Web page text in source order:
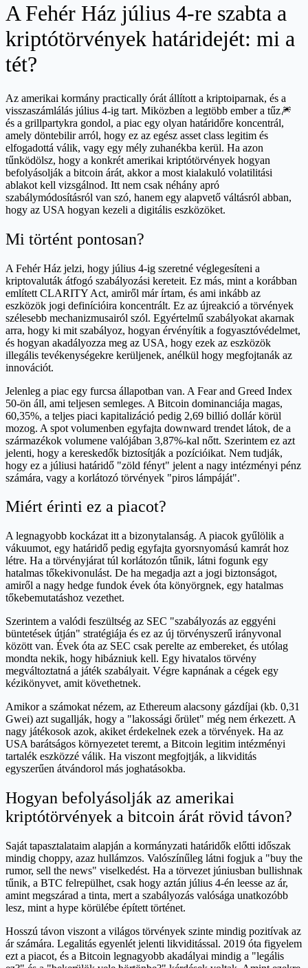
A Fehér Ház július 4-re szabta a
kriptótörvények határidejét: mi a
tét?
Az amerikai kormány practically órát állított a kriptoiparnak, és a
visszaszámlálás július 4-ig tart. Miközben a legtöbb ember a tűz🎆
és a grillpartykra gondol, a piac egy olyan határidőre koncentrál,
amely döntebilir arról, hogy ez az egész asset class legitim és
elfogadottá válik, vagy egy mély zuhanékba kerül. Ha azon
tűnködölsz, hogy a konkrét amerikai kriptótörvények hogyan
befolyásolják a bitcoin árát, akkor a most kialakuló volatilitási
ablakot kell vizsgálnod. Itt nem csak néhány apró
szabálymódosításról van szó, hanem egy alapvető váltásról abban,
hogy az USA hogyan kezeli a digitális eszközöket.
Mi történt pontosan?
A Fehér Ház jelzi, hogy július 4-ig szeretné véglegesíteni a
kriptovaluták átfogó szabályozási kereteit. Ez más, mint a korábban
említett CLARITY Act, amiről már írtam, és ami inkább az
eszközök jogi definícióira koncentrált. Ez az újreakció a törvények
szélesebb mechanizmusairól szól. Egyértelmű szabályokat akarnak
arra, hogy ki mit szabályoz, hogyan érvényítik a fogyasztóvédelmet,
és hogyan akadályozza meg az USA, hogy ezek az eszközök
illegális tevékenységekre kerüljenek, anélkül hogy megfojtanák az
innovációt.
Jelenleg a piac egy furcsa állapotban van. A Fear and Greed Index
50-ön áll, ami teljesen semleges. A Bitcoin dominanciája magas,
60,35%, a teljes piaci kapitalizáció pedig 2,69 billió dollár körül
mozog. A spot volumenben egyfajta downward trendet látok, de a
származékok volumene valójában 3,87%-kal nőtt. Szerintem ez azt
jelenti, hogy a kereskedők biztosítják a pozícióikat. Nem tudják,
hogy ez a júliusi határidő "zöld fényt" jelent a nagy intézményi pénz
számára, vagy a korlátozó törvények "piros lámpáját".
Miért érinti ez a piacot?
A legnagyobb kockázat itt a bizonytalanság. A piacok gyűlölik a
vákuumot, egy határidő pedig egyfajta gyorsnyomású kamrát hoz
létre. Ha a törvényjárat túl korlátozón tűnik, látni fogunk egy
hatalmas tőkekivonulást. De ha megadja azt a jogi biztonságot,
amiről a nagy hedge fundok évek óta könyörgnek, egy hatalmas
tőkebemutatáshoz vezethet.
Szerintem a valódi feszültség az SEC "szabályozás az eggyéni
büntetések útján" stratégiája és ez az új törvényszerű irányvonal
között van. Évek óta az SEC csak perelte az embereket, és utólag
mondta nekik, hogy hibázniuk kell. Egy hivatalos törvény
megváltoztatná a játék szabályait. Végre kapnának a cégek egy
kézikönyvet, amit követhetnek.
Amikor a számokat nézem, az Ethereum alacsony gázdíjai (kb. 0,31
Gwei) azt sugallják, hogy a "lakossági őrület" még nem érkezett. A
nagy játékosok azok, akiket érdekelnek ezek a törvények. Ha az
USA barátságos környezetet teremt, a Bitcoin legitim intézményi
tartalék eszközzé válik. Ha viszont megfojtják, a likviditás
egyszerűen átvándorol más joghatásokba.
Hogyan befolyásolják az amerikai
kriptótörvények a bitcoin árát rövid távon?
Saját tapasztalataim alapján a kormányzati határidők előtti időszak
mindig choppy, azaz hullámzos. Valószínűleg látni fogjuk a "buy the
rumor, sell the news" viselkedést. Ha a törvezet júniusban bullishnak
tűnik, a BTC felrepülhet, csak hogy aztán július 4-én leesse az ár,
amint megszárad a tinta, mert a szabályozás valósága unatkozóbb
lesz, mint a hype körülébe épített történet.
Hosszú távon viszont a világos törvények szinte mindig pozitívak az
ár számára. Legalitás egyenlét jelenti likviditással. 2019 óta figyelem
ezt a piacot, és a Bitcoin legnagyobb akadályai mindig a "legális